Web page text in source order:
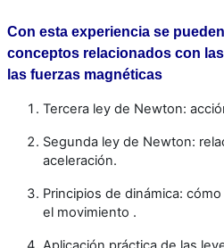
Con esta experiencia se
conceptos relacionados con
las fuerzas magnéticas
Tercera ley de Newton:
Segunda ley de Newton:
aceleración.
Principios de dinámica:
el movimiento .